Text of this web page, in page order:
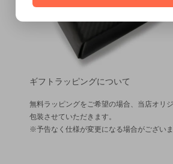
ギフトラッピングについて
無料ラッピングをご希望の場合、当店オリ
包装させていただきます。
※予告なく仕様が変更になる場合がございま